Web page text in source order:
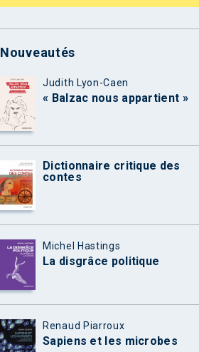
Nouveautés
Judith Lyon-Caen
« Balzac nous appartient »
Dictionnaire critique des
contes
Michel Hastings
La disgrâce politique
Renaud Piarroux
Sapiens et les microbes